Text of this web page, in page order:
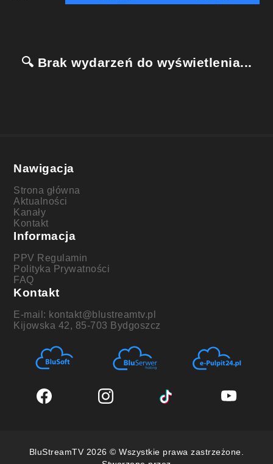
🔍 Brak wydarzeń do wyświetlenia...
Nawigacja
Strona główna
Aktualności
Kanały
Kontakt
Informacja
PPV Regulamin
Polityka Prywatności
FAQ
Kontakt
E-mail: kontakt@blustreamtv.pl
Kijowska 42, 85-703 Bydgoszcz
BluStreamTV 2026 © Wszystkie prawa zastrzeżone.